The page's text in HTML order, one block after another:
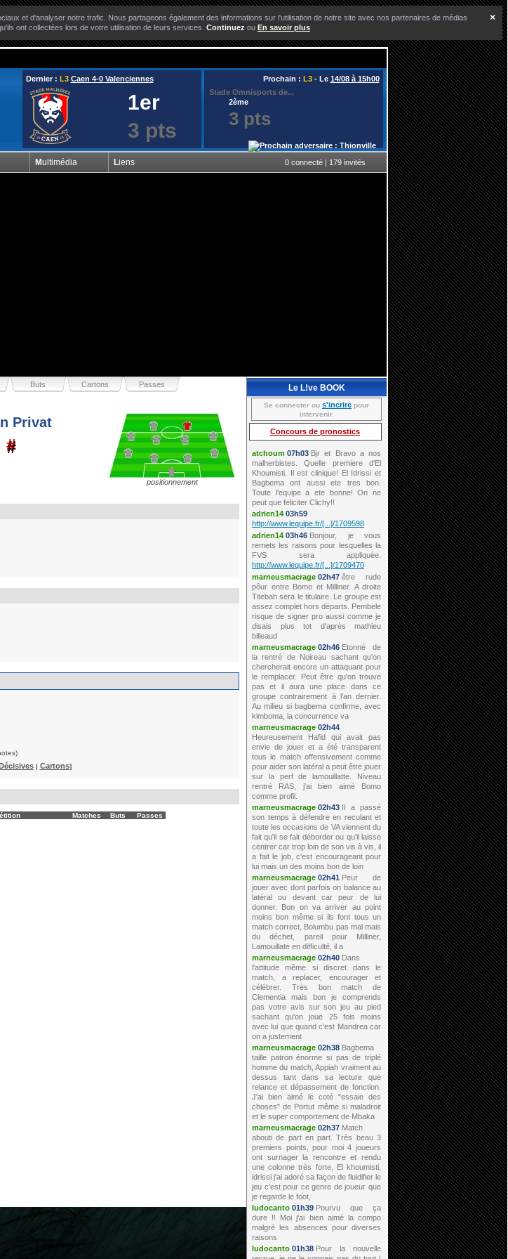
×
et d'analyser notre trafic. Nous partageons également des informations sur l'utilisation de notre site avec nos partenaires de médias
ont collectées lors de votre utilisation de leurs services. Continuez ou En savoir plus
Dernier : L3 Caen 4-0 Valenciennes
1er
3 pts
Prochain : L3- Le 14/08 à 15h00
Stade Omnisports de...
2ème
3 pts
Multimédia Liens 0 connecté | 179 invités
Buts Cartons Passes
Privat
#
#
positionnement
| Cartons]
Matches Buts Passes
Le L!ve BOOK
Se connecter ou s'incrire pour
intervenir.
Concours de pronostics